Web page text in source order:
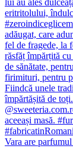
Vara are